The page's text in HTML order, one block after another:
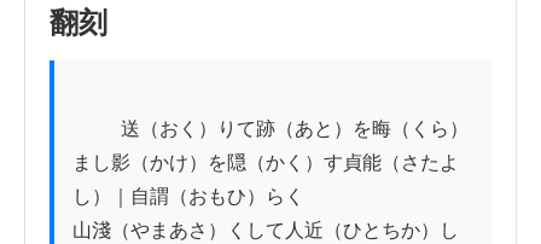
翻刻
まし影（かけ）を隠（かく）す貞能（さたよ
し）｜自謂（おもひ）らく
山淺（やまあさ）くして人近（ひとちか）し